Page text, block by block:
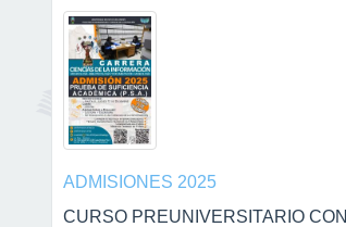
ADMISIONES 2025
CURSO PREUNIVERSITARIO